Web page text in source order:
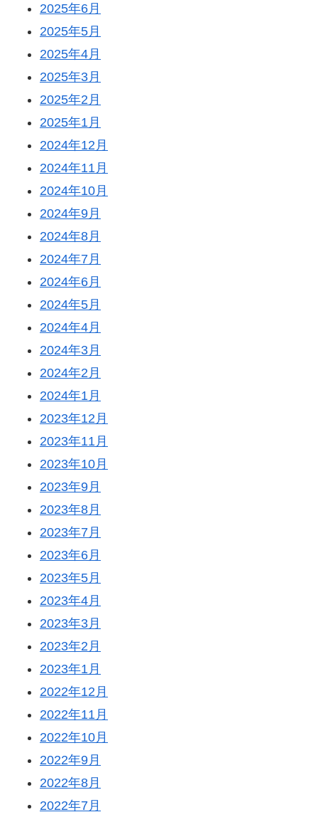
2025年6月
2025年5月
2025年4月
2025年3月
2025年2月
2025年1月
2024年12月
2024年11月
2024年10月
2024年9月
2024年8月
2024年7月
2024年6月
2024年5月
2024年4月
2024年3月
2024年2月
2024年1月
2023年12月
2023年11月
2023年10月
2023年9月
2023年8月
2023年7月
2023年6月
2023年5月
2023年4月
2023年3月
2023年2月
2023年1月
2022年12月
2022年11月
2022年10月
2022年9月
2022年8月
2022年7月